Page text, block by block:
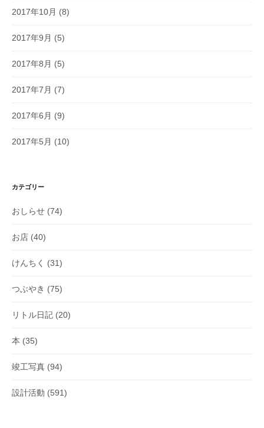
2017年10月 (8)
2017年9月 (5)
2017年8月 (5)
2017年7月 (7)
2017年6月 (9)
2017年5月 (10)
カテゴリー
おしらせ (74)
お店 (40)
けんちく (31)
つぶやき (75)
リトル日記 (20)
本 (35)
竣工写真 (94)
設計活動 (591)